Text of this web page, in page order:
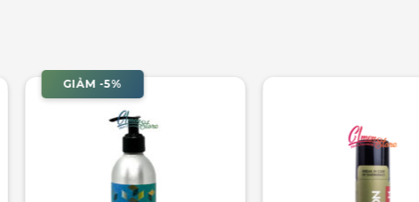
GIẢM -5%